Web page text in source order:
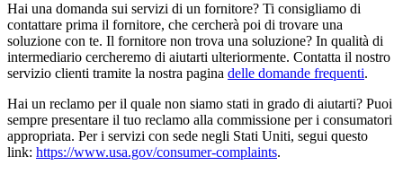
Hai una domanda sui servizi di un fornitore? Ti consigliamo di
contattare prima il fornitore, che cercherà poi di trovare una
soluzione con te. Il fornitore non trova una soluzione? In qualità di
intermediario cercheremo di aiutarti ulteriormente. Contatta il nostro
servizio clienti tramite la nostra pagina delle domande frequenti.
Hai un reclamo per il quale non siamo stati in grado di aiutarti? Puoi
sempre presentare il tuo reclamo alla commissione per i consumatori
appropriata. Per i servizi con sede negli Stati Uniti, segui questo
link: https://www.usa.gov/consumer-complaints.